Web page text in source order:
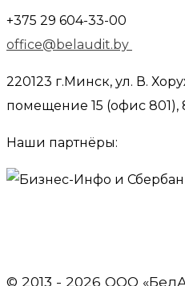
+375 29 604-33-00
office@belaudit.by
220123 г.Минск, ул. В.
помещение 15 (офис 801),
Наши партнёры:
© 2013 - 2026 OOO